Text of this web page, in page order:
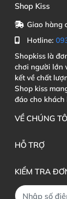
Shop Kiss
Giao hàng
Hotline:
Shopkiss là
chơi người lớn
kết về chất
Shop kiss
đáo cho
VỀ CHÚNG
HỖ TRỢ
KIỂM TRA